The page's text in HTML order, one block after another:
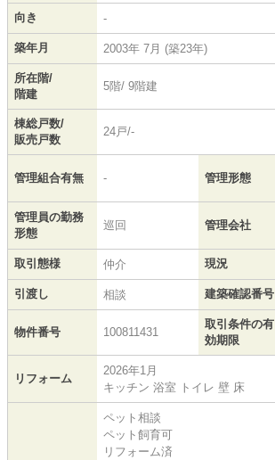
向き -
築年月 2003年 7月 (築23年)
所在階/
階建
5階/ 9階建
棟総戸数/
販売戸数
24戸/-
管理組合有無 - 管理形態
管理員の勤務
形態
巡回 管理会社
取引態様 仲介 現況
引渡し 相談 建築確認番号
物件番号 100811431
取引条件の有
効期限
リフォーム
2026年1月
キッチン 浴室 トイレ 壁 床
ペット相談
ペット飼育可
リフォーム済